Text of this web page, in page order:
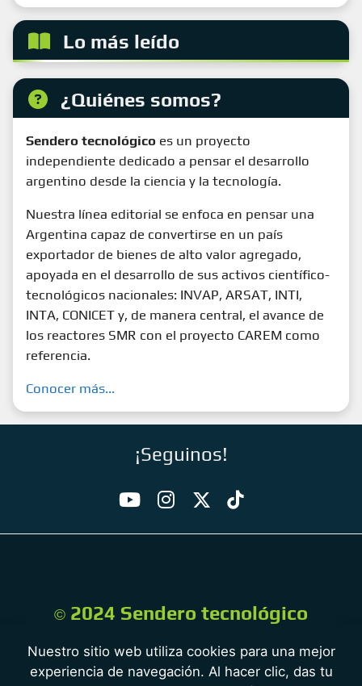
Lo más leído
¿Quiénes somos?
Sendero tecnológico es un proyecto
independiente dedicado a pensar el desarrollo
argentino desde la ciencia y la tecnología.
Nuestra línea editorial se enfoca en pensar una
Argentina capaz de convertirse en un país
exportador de bienes de alto valor agregado,
apoyada en el desarrollo de sus activos científico-
tecnológicos nacionales: INVAP, ARSAT, INTI,
INTA, CONICET y, de manera central, el avance de
los reactores SMR con el proyecto CAREM como
referencia.
Conocer más...
¡Seguinos!
© 2024 Sendero tecnológico
Nuestro sitio web utiliza cookies para una mejor
experiencia de navegación. Al hacer clic, das tu